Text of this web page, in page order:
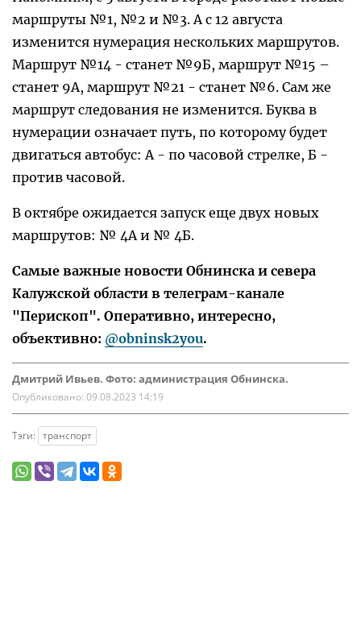
маршруты №1, №2 и №3. А с 12 августа
изменится нумерация нескольких маршрутов.
Маршрут №14 - станет №9Б, маршрут №15 –
станет 9А, маршрут №21 - станет №6. Сам же
маршрут следования не изменится. Буква в
нумерации означает путь, по которому будет
двигаться автобус: А - по часовой стрелке, Б -
против часовой.
В октябре ожидается запуск еще двух новых
маршрутов: № 4А и № 4Б.
Самые важные новости Обнинска и севера
Калужской области в телеграм-канале
"Перископ". Оперативно, интересно,
объективно: @obninsk2you.
Дмитрий Ивьев. Фото: администрация Обнинска.
Опубликовано: 09.08.2023 14:19
Тэги: транспорт